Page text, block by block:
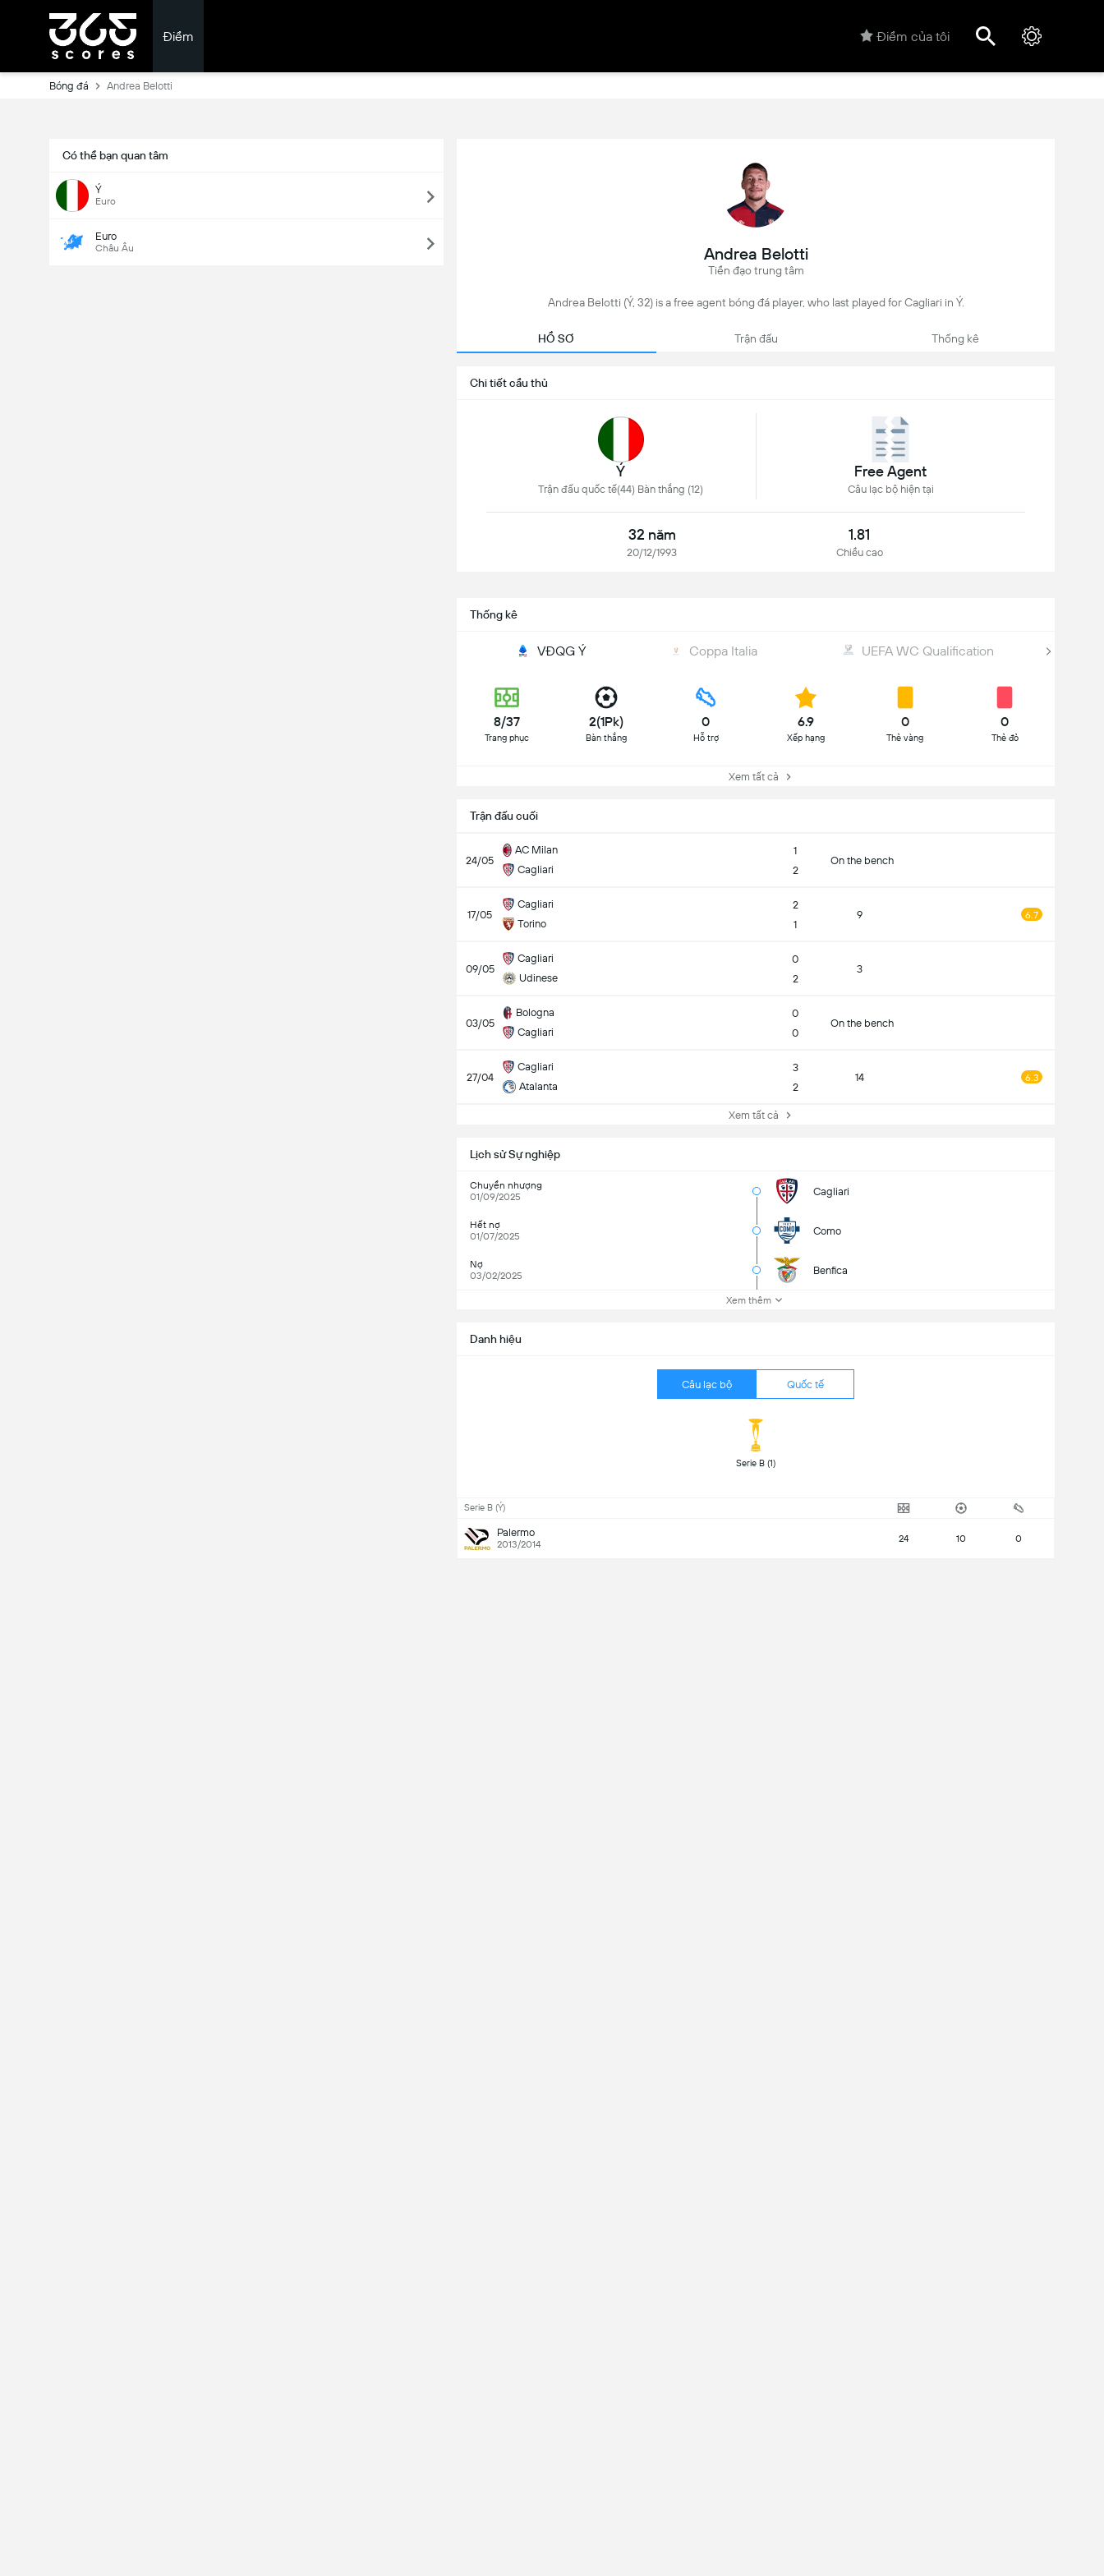
Điểm Điểm của tôi
Bóng đá Andrea Belotti
Có thể bạn quan tâm
Ý
Euro
Euro
Châu Âu Andrea Belotti
Tiền đạo trung tâm
Andrea Belotti (Ý, 32) is a free agent bóng đá player, who last played for Cagliari in Ý.
HỒ SƠ Trận đấu Thống kê
Chi tiết cầu thủ
Ý
Trận đấu quốc tế(44) Bàn thắng (12)
Free Agent
Câu lạc bộ hiện tại
32 năm
20/12/1993
1.81
Chiều cao
Thống kê
VĐQG Ý Coppa Italia UEFA WC Qualification
8/37
Trang phục
2(1Pk)
Bàn thắng
0
Hỗ trợ
6.9
Xếp hạng
0
Thẻ vàng
0
Thẻ đỏ
Xem tất cả
Trận đấu cuối
24/05
AC Milan
Cagliari
1
2
On the bench
17/05
Cagliari
Torino
2
1
9 6.7
09/05
Cagliari
Udinese
0
2
3
03/05
Bologna
Cagliari
0
0
On the bench
27/04
Cagliari
Atalanta
3
2
14 6.3
Xem tất cả
Lịch sử Sự nghiệp
Chuyển nhượng
01/09/2025
Cagliari
Hết nợ
01/07/2025
Como
Nợ
03/02/2025
Benfica
Xem thêm
Danh hiệu
Câu lạc bộ Quốc tế
Serie B (Ý)
Palermo
2013/2014 24 10 0